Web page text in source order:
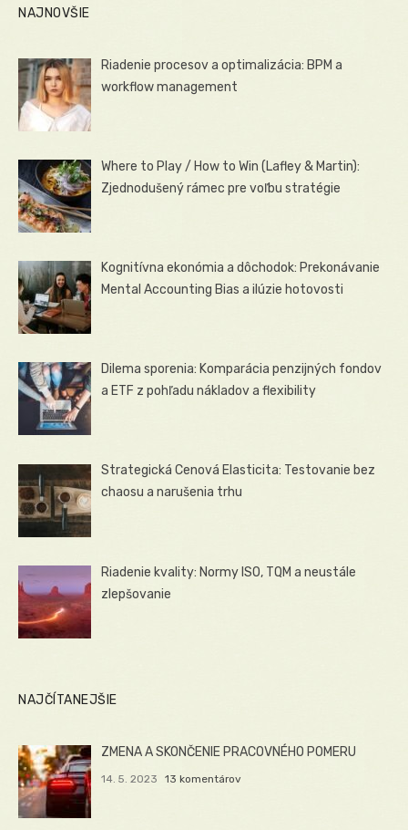
NAJNOVŠIE
Riadenie procesov a optimalizácia: BPM a
workflow management
Where to Play / How to Win (Lafley & Martin):
Zjednodušený rámec pre voľbu stratégie
Kognitívna ekonómia a dôchodok: Prekonávanie
Mental Accounting Bias a ilúzie hotovosti
Dilema sporenia: Komparácia penzijných fondov
a ETF z pohľadu nákladov a flexibility
Strategická Cenová Elasticita: Testovanie bez
chaosu a narušenia trhu
Riadenie kvality: Normy ISO, TQM a neustále
zlepšovanie
NAJČÍTANEJŠIE
ZMENA A SKONČENIE PRACOVNÉHO POMERU
14. 5. 2023 13 komentárov